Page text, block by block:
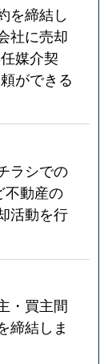
を締結し
社に売却
媒介契
ができる
ラシでの
不動産の
活動を行
・買主間
締結しま